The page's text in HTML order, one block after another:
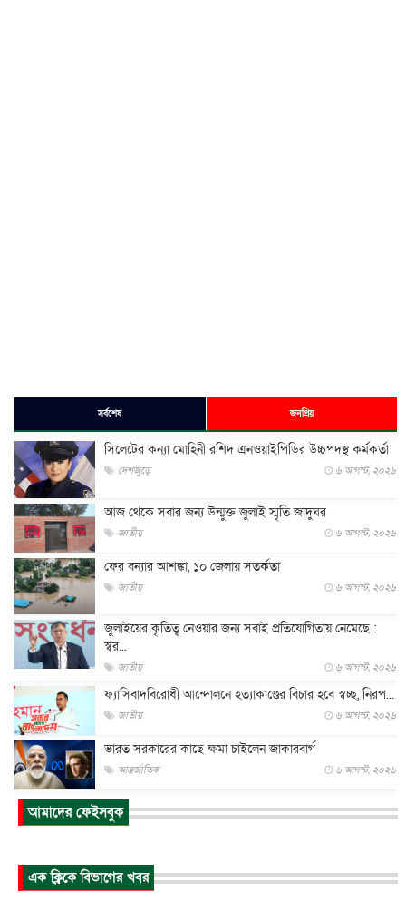
সর্বশেষ জনপ্রিয়
সিলেটের কন্যা মোহিনী রশিদ এনওয়াইপিডির উচ্চপদস্থ কর্মকর্তা
দেশজুড়ে ৬ আগস্ট, ২০২৬
আজ থেকে সবার জন্য উন্মুক্ত জুলাই স্মৃতি জাদুঘর
জাতীয় ৬ আগস্ট, ২০২৬
ফের বন্যার আশঙ্কা, ১০ জেলায় সতর্কতা
জাতীয় ৬ আগস্ট, ২০২৬
জুলাইয়ের কৃতিত্ব নেওয়ার জন্য সবাই প্রতিযোগিতায় নেমেছে :
স্বর...
জাতীয় ৬ আগস্ট, ২০২৬
ফ্যাসিবাদবিরোধী আন্দোলনে হত্যাকাণ্ডের বিচার হবে স্বচ্ছ, নিরপ...
জাতীয় ৬ আগস্ট, ২০২৬
ভারত সরকারের কাছে ক্ষমা চাইলেন জাকারবার্গ
আন্তর্জাতিক ৬ আগস্ট, ২০২৬
আকাশে ট্রাম্পের হেলিকপ্টার ও যাত্রীবাহী বিমান মুখোমুখি, তদন্...
আন্তর্জাতিক
আন্তর্জাতিক ৬ আগস্ট, ২০২৬
আমাদের ফেইসবুক
এক ক্লিকে বিভাগের খবর